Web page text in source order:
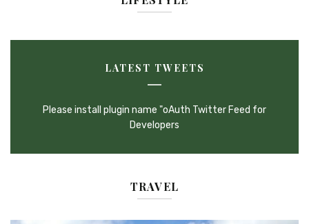
LATEST TWEETS
Please install plugin name "oAuth Twitter Feed for
Developers
TRAVEL